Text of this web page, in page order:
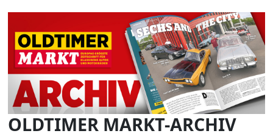
OLDTIMER MARKT-ARCHIV